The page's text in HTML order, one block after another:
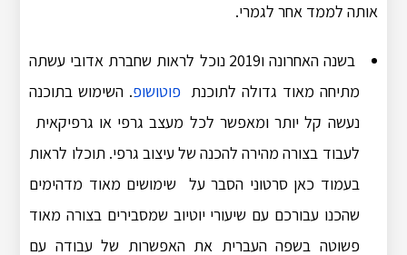
אותה לממד אחר לגמרי.
בשנה האחרונה ו2019 נוכל לראות שחברת אדובי עשתה
מתיחה מאוד גדולה לתוכנתפוטושופ. השימוש בתוכנה
נעשה קל יותר ומאפשר לכל מעצב גרפי או גרפיקאית
לעבוד בצורה מהירה להכנה של עיצוב גרפי. תוכלו לראות
בעמוד כאן סרטוני הסבר על שימושים מאוד מדהימים
שהכנו עבורכם עם שיעורי יוטיוב שמסבירים בצורה מאוד
פשוטה בשפה העברית את האפשרות של עבודה עם